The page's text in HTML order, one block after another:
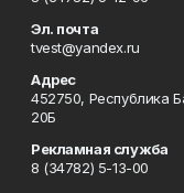
Эл. почта
tvest@yandex.ru
Адрес
452750, Республика
20Б
Рекламная служба
8 (34782) 5-13-00